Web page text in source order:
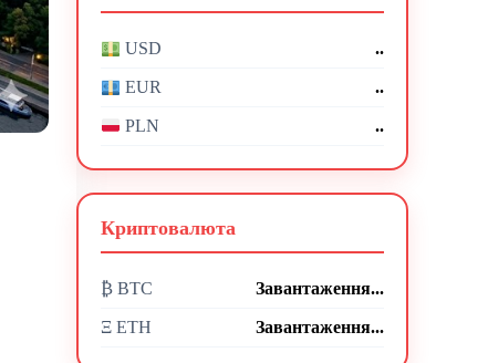
USD ..
EUR ..
PLN ..
Криптовалюта
₿ BTC Завантаження...
Ξ ETH Завантаження...